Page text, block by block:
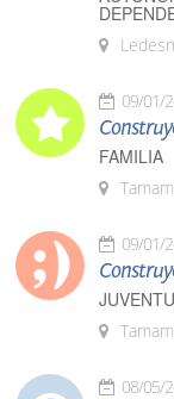
09/01/
FAMILIA
09/01/
08/05/